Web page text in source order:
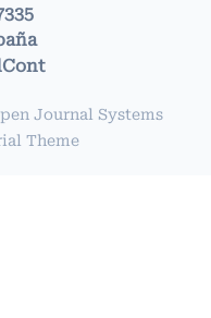
Journal Systems
Theme